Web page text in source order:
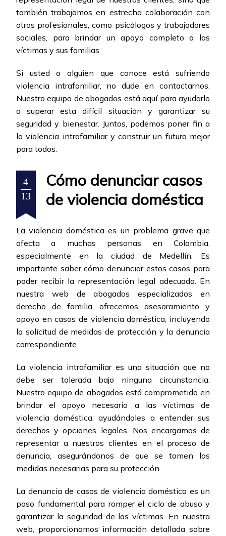
también trabajamos en estrecha colaboración con
otros profesionales, como psicólogos y trabajadores
sociales, para brindar un apoyo completo a las
víctimas y sus familias.
Si usted o alguien que conoce está sufriendo
violencia intrafamiliar, no dude en contactarnos.
Nuestro equipo de abogados está aquí para ayudarlo
a superar esta difícil situación y garantizar su
seguridad y bienestar. Juntos, podemos poner fin a
la violencia intrafamiliar y construir un futuro mejor
para todos.
4
13
Cómo denunciar casos
de violencia doméstica
La violencia doméstica es un problema grave que
afecta a muchas personas en Colombia,
especialmente en la ciudad de Medellín. Es
importante saber cómo denunciar estos casos para
poder recibir la representación legal adecuada. En
nuestra web de abogados especializados en
derecho de familia, ofrecemos asesoramiento y
apoyo en casos de violencia doméstica, incluyendo
la solicitud de medidas de protección y la denuncia
correspondiente.
La violencia intrafamiliar es una situación que no
debe ser tolerada bajo ninguna circunstancia.
Nuestro equipo de abogados está comprometido en
brindar el apoyo necesario a las víctimas de
violencia doméstica, ayudándoles a entender sus
derechos y opciones legales. Nos encargamos de
representar a nuestros clientes en el proceso de
denuncia, asegurándonos de que se tomen las
medidas necesarias para su protección.
La denuncia de casos de violencia doméstica es un
paso fundamental para romper el ciclo de abuso y
garantizar la seguridad de las víctimas. En nuestra
web, proporcionamos información detallada sobre